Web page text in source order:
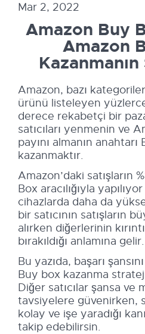
Mar 2, 2022
Amazon Buy
Amazon
Kazanmanın
Amazon, bazı
ürünü listeleyen
derece rekabetçi bir
satıcıları yenmenin ve
payını almanın anahtarı
kazanmaktır.
Amazon’daki satışların
Box aracılığıyla
cihazlarda daha da
bir satıcının satışların
alırken diğerlerinin
bırakıldığı anlamına gelir.
Bu yazıda, başarı
Buy box kazanma
Diğer satıcılar şansa ve
tavsiyelere güvenirken,
kolay ve işe yaradığı
takip edebilirsin.